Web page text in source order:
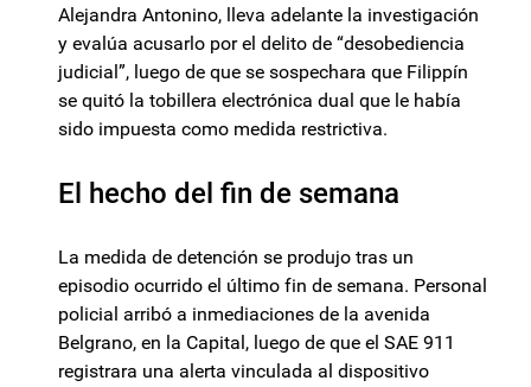
Alejandra Antonino, lleva adelante la investigación
y evalúa acusarlo por el delito de “desobediencia
judicial”, luego de que se sospechara que Filippín
se quitó la tobillera electrónica dual que le había
sido impuesta como medida restrictiva.
El hecho del fin de semana
La medida de detención se produjo tras un
episodio ocurrido el último fin de semana. Personal
policial arribó a inmediaciones de la avenida
Belgrano, en la Capital, luego de que el SAE 911
registrara una alerta vinculada al dispositivo